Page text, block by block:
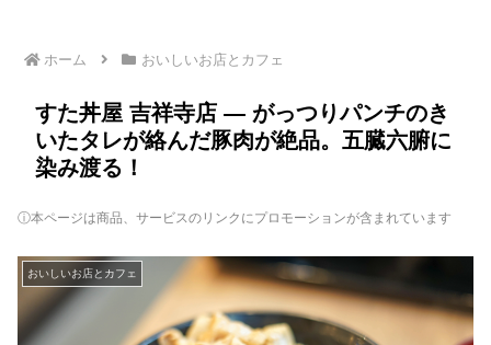
ホーム おいしいお店とカフェ
すた丼屋 吉祥寺店 ― がっつりパンチのき
いたタレが絡んだ豚肉が絶品。五臓六腑に
染み渡る！
ⓘ本ページは商品、サービスのリンクにプロモーションが含まれています
おいしいお店とカフェ